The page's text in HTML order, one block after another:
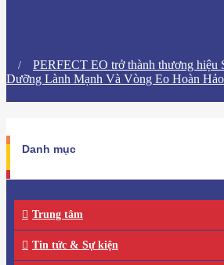
​PERFECT EO trở thành thương hiệu
Dưỡng Lành Mạnh Và Vòng Eo Hoàn
Danh mục
Trung tâm
Tin tức & Sự kiện